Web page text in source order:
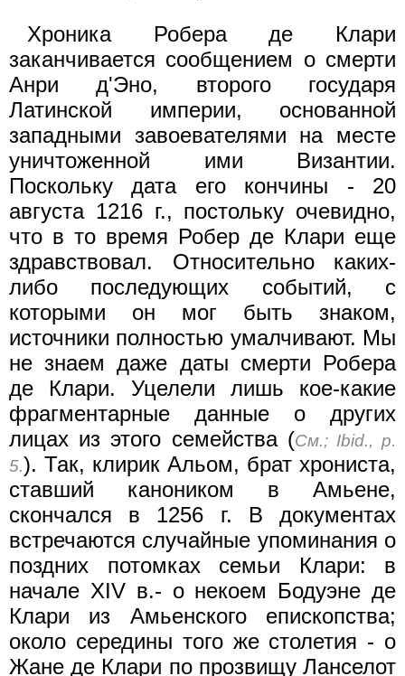
Хроника Робера де Клари
заканчивается сообщением о смерти
Анри д'Эно, второго государя
Латинской империи, основанной
западными завоевателями на месте
уничтоженной ими Византии.
Поскольку дата его кончины - 20
августа 1216 г., постольку очевидно,
что в то время Робер де Клари еще
здравствовал. Относительно каких-
либо последующих событий, с
которыми он мог быть знаком,
источники полностью умалчивают. Мы
не знаем даже даты смерти Робера
де Клари. Уцелели лишь кое-какие
фрагментарные данные о других
лицах из этого семейства (См.; Ibid., p.
5.). Так, клирик Альом, брат хрониста,
ставший каноником в Амьене,
скончался в 1256 г. В документах
встречаются случайные упоминания о
поздних потомках семьи Клари: в
начале XIV в.- о некоем Бодуэне де
Клари из Амьенского епископства;
около середины того же столетия - о
Жане де Клари по прозвищу Ланселот